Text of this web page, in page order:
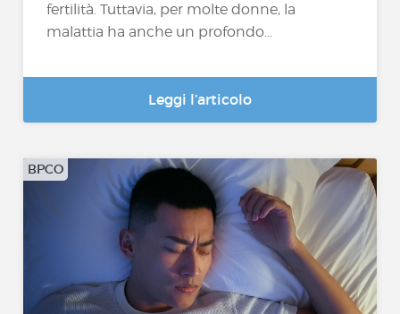
fertilità. Tuttavia, per molte donne, la
malattia ha anche un profondo...
Leggi l’articolo
BPCO